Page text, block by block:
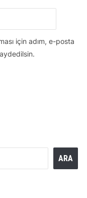
için adım, e-posta
ARA